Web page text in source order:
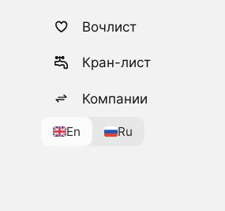
Вочлист
Кран-лист
Компании
En Ru